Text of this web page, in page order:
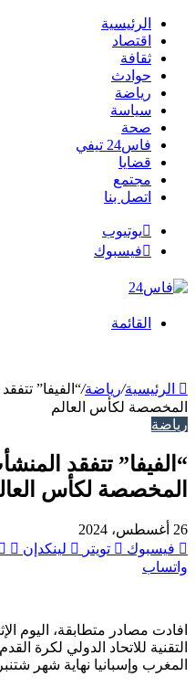
الرئيسية
اقتصاد
ثقافة
حوادث
رياضة
سياسة
صحة
فاس24 تيفي
قضايا
مجتمع
اتصل بنا
يوتيوب
فيسبوك
القائمة
الرئيسية/رياضة/“الفيفا”
المخصصة لكأس العالم
رياضة
“الفيفا” تتفقد
المخصصة لكأس
26 أغسطس، 2024
فيسبوك
تويتر لينكدإن
واتساب
التقنية للاتحاد الدولي لكرة
المغرب وإسبانيا نهاية شهر